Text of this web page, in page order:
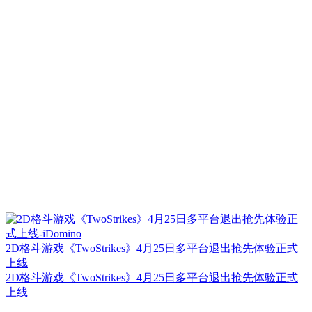
2D格斗游戏《TwoStrikes》4月25日多平台退出抢先体验正式
上线
2D格斗游戏《TwoStrikes》4月25日多平台退出抢先体验正式
上线